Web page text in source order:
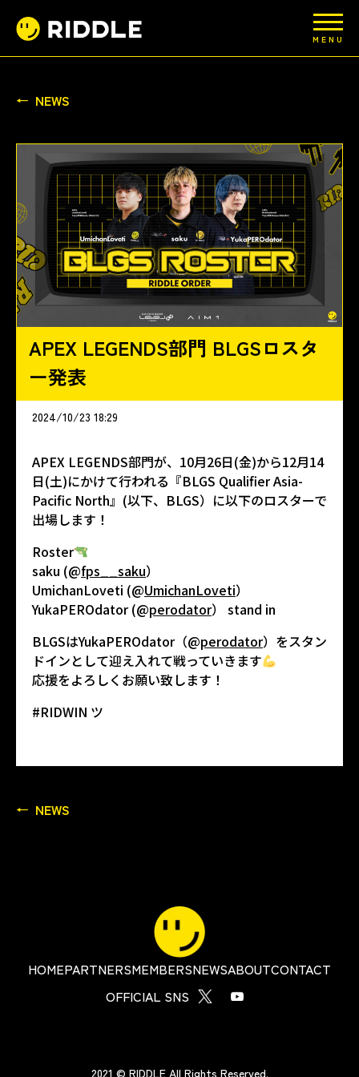
MENU
NEWS
APEX LEGENDS部門 BLGSロスタ
ー発表
2024/10/23 18:29
APEX LEGENDS部門が、10月26日(金)から12月14
日(土)にかけて行われる『BLGS Qualifier Asia-
Pacific North』(以下、BLGS）に以下のロスターで
出場します！
Roster
saku (@fps__saku）
UmichanLoveti (@UmichanLoveti）
YukaPEROdator (@perodator） stand in
BLGSはYukaPEROdator（@perodator）をスタン
ドインとして迎え入れて戦っていきます
応援をよろしくお願い致します！
#RIDWIN ツ
NEWS
HOMEPARTNERSMEMBERSNEWSABOUTCONTACT
OFFICIAL SNS
2021 © RIDDLE All Rights Reserved.